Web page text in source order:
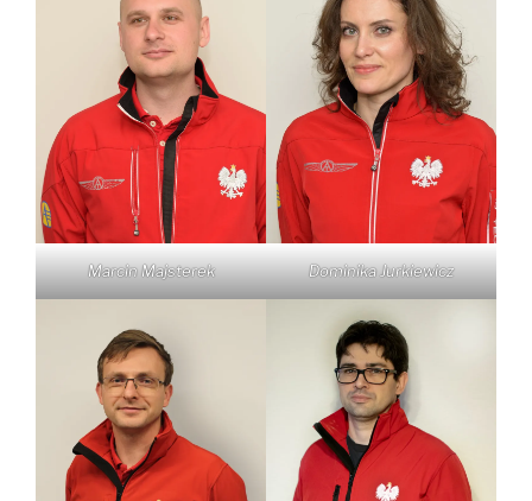
Marcin Majsterek Dominika Jurkiewicz